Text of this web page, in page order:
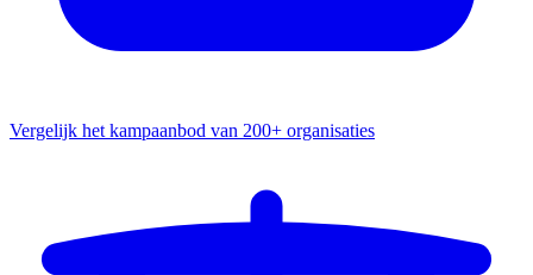
Vergelijk het kampaanbod van 200+ organisaties